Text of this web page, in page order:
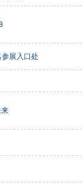
展入口处